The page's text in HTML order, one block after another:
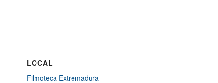
LOCAL
Filmoteca Extremadura